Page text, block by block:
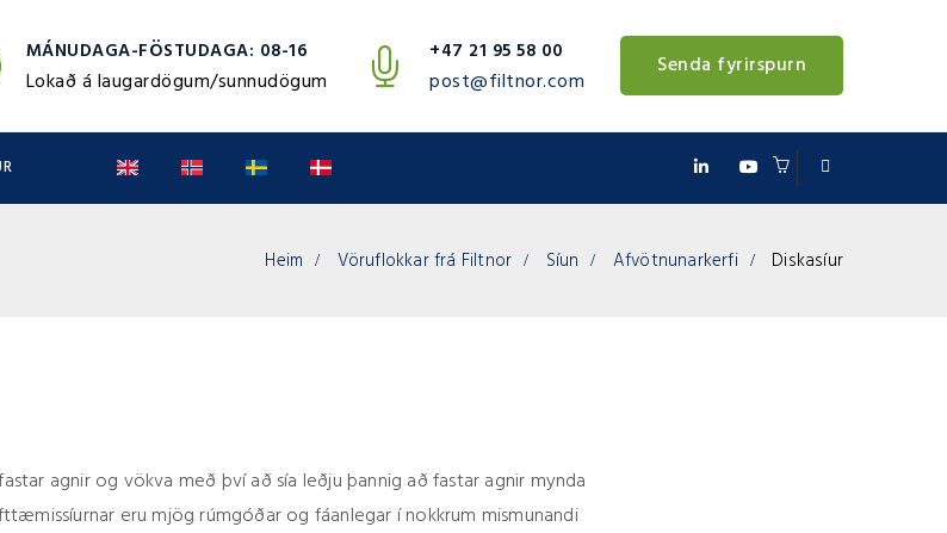
MÁNUDAGA-FÖSTUDAGA: 08-16
Lokað á laugardögum/sunnudögum
+47 21 95 58 00
post@filtnor.com
Senda fyrirspurn
Heim Vöruflokkar frá Filtnor Síun Afvötnunarkerfi Diskasíur
agnir og vökva með því að sía leðju þannig að fastar agnir mynda
eru mjög rúmgóðar og fáanlegar í nokkrum mismunandi